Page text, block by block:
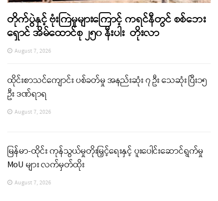
တိုက်ပွဲနှင့် ဗုံးကြဲမှုများကြောင့် ကရင်နီတွင် စစ်ဘေး
ရှောင် အိမ်ထောင်စု ၂၅၀ နီးပါး တိုးလာ
August 7, 2026
ထိုင်းစာသင်ကျောင်း ပစ်ခတ်မှု အနည်းဆုံး ၇ ဦး သေဆုံး ပြီး၁၅
ဦး ဒဏ်ရာရ
August 7, 2026
မြန်မာ-ထိုင်း ကုန်သွယ်မှုတိုးမြှင့်ရေးနှင့် ပူးပေါင်းဆောင်ရွက်မှု
MoU များ လက်မှတ်ထိုး
August 7, 2026